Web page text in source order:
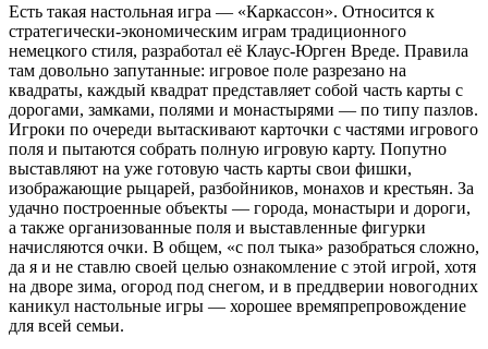
Есть такая настольная игра — «Каркассон». Относится к
стратегически-экономическим играм традиционного
немецкого стиля, разработал её Клаус-Юрген Вреде. Правила
там довольно запутанные: игровое поле разрезано на
квадраты, каждый квадрат представляет собой часть карты с
дорогами, замками, полями и монастырями — по типу пазлов.
Игроки по очереди вытаскивают карточки с частями игрового
поля и пытаются собрать полную игровую карту. Попутно
выставляют на уже готовую часть карты свои фишки,
изображающие рыцарей, разбойников, монахов и крестьян. За
удачно построенные объекты — города, монастыри и дороги,
а также организованные поля и выставленные фигурки
начисляются очки. В общем, «с пол тыка» разобраться сложно,
да я и не ставлю своей целью ознакомление с этой игрой, хотя
на дворе зима, огород под снегом, и в преддверии новогодних
каникул настольные игры — хорошее времяпрепровождение
для всей семьи.